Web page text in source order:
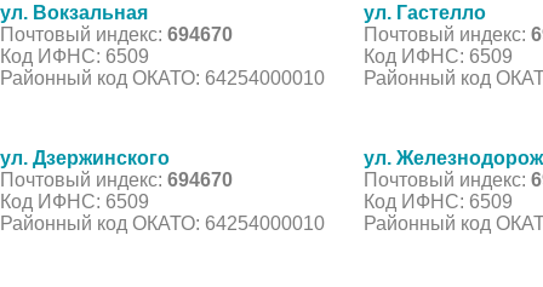
ул. Вокзальная
Почтовый индекс: 694670
Код ИФНС: 6509
Районный код ОКАТО: 64254000010
ул. Гастелло
Почтовый индекс:
Код ИФНС: 6509
Районный код
ул. Дзержинского
Почтовый индекс: 694670
Код ИФНС: 6509
Районный код ОКАТО: 64254000010
ул.
Почтовый индекс:
Код ИФНС: 6509
Районный код